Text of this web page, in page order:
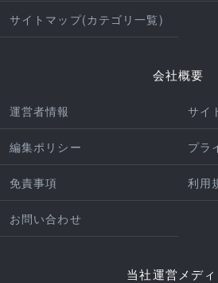
サイトマップ(カテゴリ一覧)
会社概要
運営者情報 サイ
編集ポリシー プラ
免責事項 利用
お問い合わせ
当社運営メディ